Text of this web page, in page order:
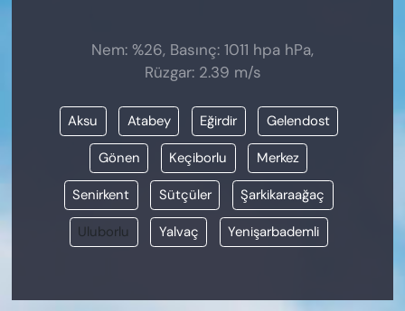
Nem: %26, Basınç: 1011 hpa hPa,
Rüzgar: 2.39 m/s
Aksu Atabey Eğirdir Gelendost
Gönen Keçiborlu Merkez
Senirkent Sütçüler Şarkikaraağaç
Uluborlu Yalvaç Yenişarbademli
ÖZEL HABER
SİYASET
VAN VE DİYARBAKIR HABERLERİ